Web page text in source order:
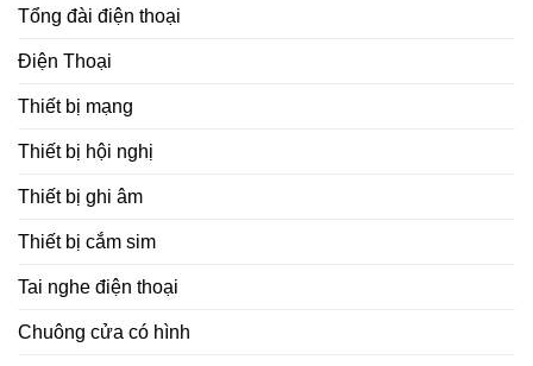
Tổng đài điện thoại
Điện Thoại
Thiết bị mạng
Thiết bị hội nghị
Thiết bị ghi âm
Thiết bị cắm sim
Tai nghe điện thoại
Chuông cửa có hình